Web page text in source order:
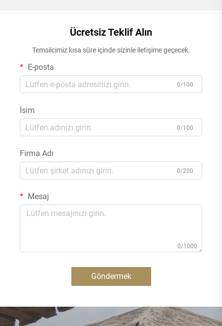
Ücretsiz Teklif Alın
Temsilcimiz kısa süre içinde sizinle iletişime geçecek.
E-posta
0/100
İsim
0/100
Firma Adı
0/200
Mesaj
0/1000
Göndermek